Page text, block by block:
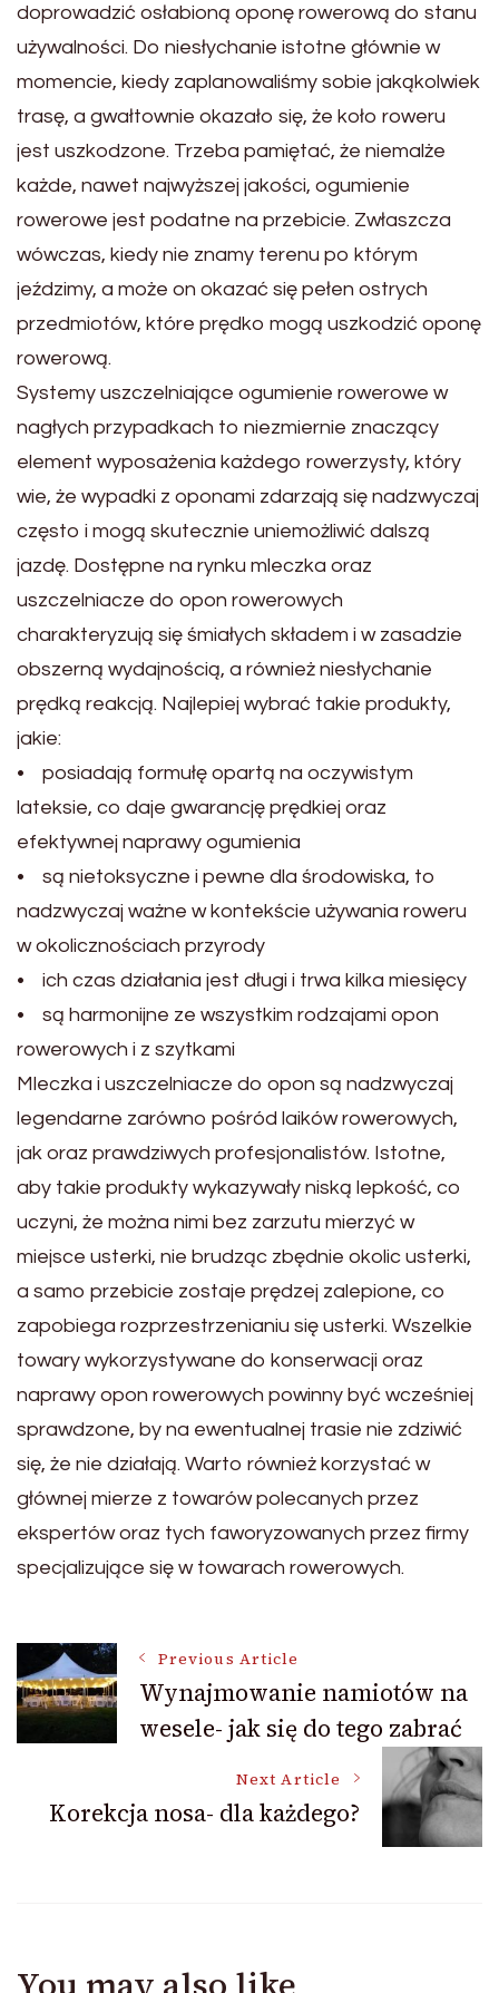
doprowadzić osłabioną oponę rowerową do stanu
używalności. Do niesłychanie istotne głównie w
momencie, kiedy zaplanowaliśmy sobie jakąkolwiek
trasę, a gwałtownie okazało się, że koło roweru
jest uszkodzone. Trzeba pamiętać, że niemalże
każde, nawet najwyższej jakości, ogumienie
rowerowe jest podatne na przebicie. Zwłaszcza
wówczas, kiedy nie znamy terenu po którym
jeździmy, a może on okazać się pełen ostrych
przedmiotów, które prędko mogą uszkodzić oponę
rowerową.
Systemy uszczelniające ogumienie rowerowe w
nagłych przypadkach to niezmiernie znaczący
element wyposażenia każdego rowerzysty, który
wie, że wypadki z oponami zdarzają się nadzwyczaj
często i mogą skutecznie uniemożliwić dalszą
jazdę. Dostępne na rynku mleczka oraz
uszczelniacze do opon rowerowych
charakteryzują się śmiałych składem i w zasadzie
obszerną wydajnością, a również niesłychanie
prędką reakcją. Najlepiej wybrać takie produkty,
jakie:
• posiadają formułę opartą na oczywistym
lateksie, co daje gwarancję prędkiej oraz
efektywnej naprawy ogumienia
• są nietoksyczne i pewne dla środowiska, to
nadzwyczaj ważne w kontekście używania roweru
w okolicznościach przyrody
• ich czas działania jest długi i trwa kilka miesięcy
• są harmonijne ze wszystkim rodzajami opon
rowerowych i z szytkami
Mleczka i uszczelniacze do opon są nadzwyczaj
legendarne zarówno pośród laików rowerowych,
jak oraz prawdziwych profesjonalistów. Istotne,
aby takie produkty wykazywały niską lepkość, co
uczyni, że można nimi bez zarzutu mierzyć w
miejsce usterki, nie brudząc zbędnie okolic usterki,
a samo przebicie zostaje prędzej zalepione, co
zapobiega rozprzestrzenianiu się usterki. Wszelkie
towary wykorzystywane do konserwacji oraz
naprawy opon rowerowych powinny być wcześniej
sprawdzone, by na ewentualnej trasie nie zdziwić
się, że nie działają. Warto również korzystać w
głównej mierze z towarów polecanych przez
ekspertów oraz tych faworyzowanych przez firmy
specjalizujące się w towarach rowerowych.
Post
Navigation
Previous Article
Wynajmowanie namiotów na
wesele- jak się do tego zabrać
Next Article
Korekcja nosa- dla każdego?